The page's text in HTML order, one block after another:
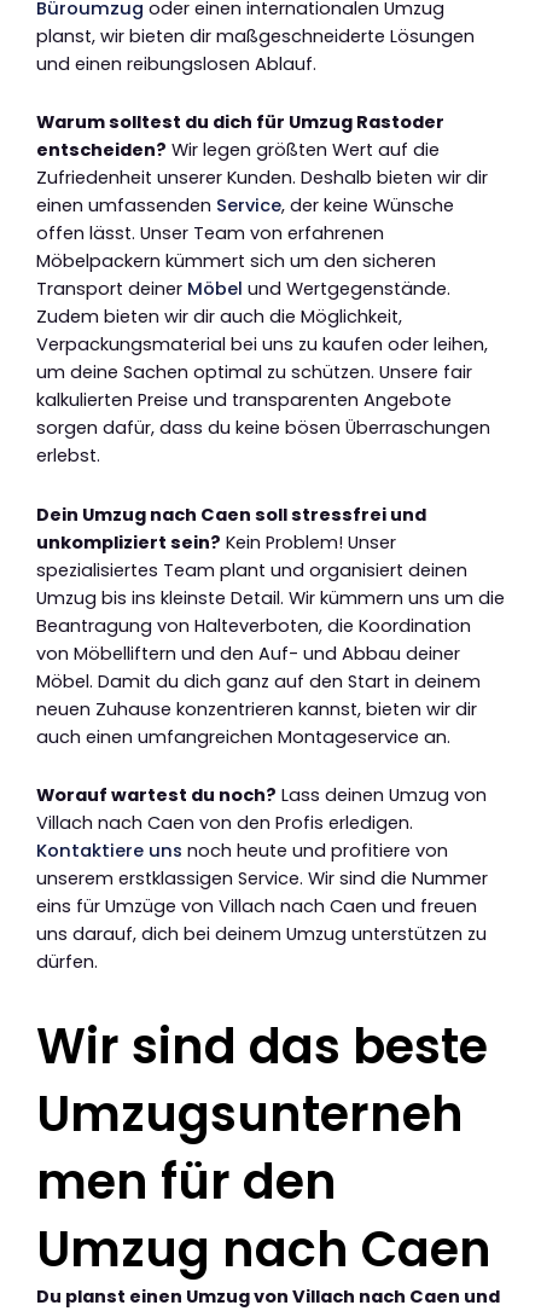
Büroumzug oder einen internationalen Umzug
planst, wir bieten dir maßgeschneiderte Lösungen
und einen reibungslosen Ablauf.
Warum solltest du dich für Umzug Rastoder
entscheiden? Wir legen größten Wert auf die
Zufriedenheit unserer Kunden. Deshalb bieten wir dir
einen umfassenden Service, der keine Wünsche
offen lässt. Unser Team von erfahrenen
Möbelpackern kümmert sich um den sicheren
Transport deiner Möbel und Wertgegenstände.
Zudem bieten wir dir auch die Möglichkeit,
Verpackungsmaterial bei uns zu kaufen oder leihen,
um deine Sachen optimal zu schützen. Unsere fair
kalkulierten Preise und transparenten Angebote
sorgen dafür, dass du keine bösen Überraschungen
erlebst.
Dein Umzug nach Caen soll stressfrei und
unkompliziert sein? Kein Problem! Unser
spezialisiertes Team plant und organisiert deinen
Umzug bis ins kleinste Detail. Wir kümmern uns um die
Beantragung von Halteverboten, die Koordination
von Möbelliftern und den Auf- und Abbau deiner
Möbel. Damit du dich ganz auf den Start in deinem
neuen Zuhause konzentrieren kannst, bieten wir dir
auch einen umfangreichen Montageservice an.
Worauf wartest du noch? Lass deinen Umzug von
Villach nach Caen von den Profis erledigen.
Kontaktiere uns noch heute und profitiere von
unserem erstklassigen Service. Wir sind die Nummer
eins für Umzüge von Villach nach Caen und freuen
uns darauf, dich bei deinem Umzug unterstützen zu
dürfen.
Wir sind das beste
Umzugsunterneh
men für den
Umzug nach Caen
Du planst einen Umzug von Villach nach Caen und